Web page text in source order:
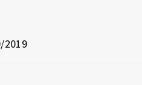
2019